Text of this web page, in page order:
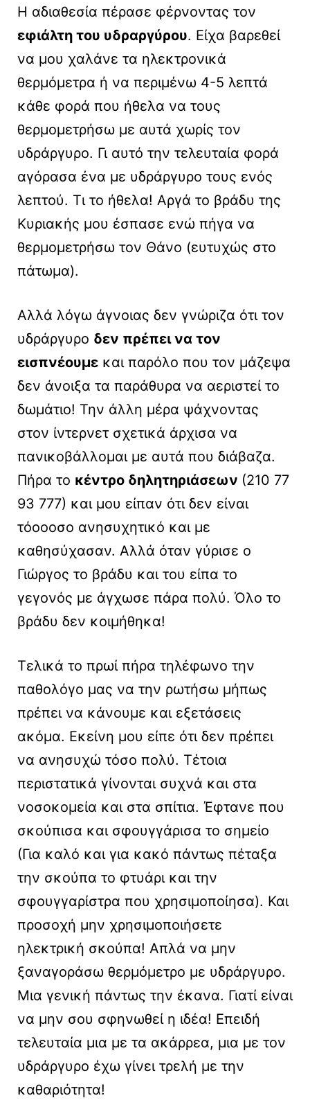
Η αδιαθεσία πέρασε φέρνοντας τον
εφιάλτη του υδραργύρου. Είχα βαρεθεί
να μου χαλάνε τα ηλεκτρονικά
θερμόμετρα ή να περιμένω 4-5 λεπτά
κάθε φορά που ήθελα να τους
θερμομετρήσω με αυτά χωρίς τον
υδράργυρο. Γι αυτό την τελευταία φορά
αγόρασα ένα με υδράργυρο τους ενός
λεπτού. Τι το ήθελα! Αργά το βράδυ της
Κυριακής μου έσπασε ενώ πήγα να
θερμομετρήσω τον Θάνο (ευτυχώς στο
πάτωμα).
Αλλά λόγω άγνοιας δεν γνώριζα ότι τον
υδράργυρο δεν πρέπει να τον
εισπνέουμε και παρόλο που τον μάζεψα
δεν άνοιξα τα παράθυρα να αεριστεί το
δωμάτιο! Την άλλη μέρα ψάχνοντας
στον ίντερνετ σχετικά άρχισα να
πανικοβάλλομαι με αυτά που διάβαζα.
Πήρα το κέντρο δηλητηριάσεων (210 77
93 777) και μου είπαν ότι δεν είναι
τόοοοσο ανησυχητικό και με
καθησύχασαν. Αλλά όταν γύρισε ο
Γιώργος το βράδυ και του είπα το
γεγονός με άγχωσε πάρα πολύ. Όλο το
βράδυ δεν κοιμήθηκα!
Τελικά το πρωί πήρα τηλέφωνο την
παθολόγο μας να την ρωτήσω μήπως
πρέπει να κάνουμε και εξετάσεις
ακόμα. Εκείνη μου είπε ότι δεν πρέπει
να ανησυχώ τόσο πολύ. Τέτοια
περιστατικά γίνονται συχνά και στα
νοσοκομεία και στα σπίτια. Έφτανε που
σκούπισα και σφουγγάρισα το σημείο
(Για καλό και για κακό πάντως πέταξα
την σκούπα το φτυάρι και την
σφουγγαρίστρα που χρησιμοποίησα). Και
προσοχή μην χρησιμοποιήσετε
ηλεκτρική σκούπα! Απλά να μην
ξαναγοράσω θερμόμετρο με υδράργυρο.
Μια γενική πάντως την έκανα. Γιατί είναι
να μην σου σφηνωθεί η ιδέα! Επειδή
τελευταία μια με τα ακάρρεα, μια με τον
υδράργυρο έχω γίνει τρελή με την
καθαριότητα!